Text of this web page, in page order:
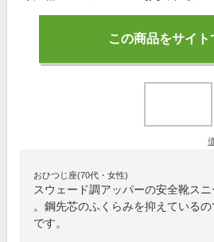
この商品をサイト
おひつじ座(70代・女性)
スウェード調アッパーの安全靴ス
。鋼先芯のふくらみを抑えている
です。